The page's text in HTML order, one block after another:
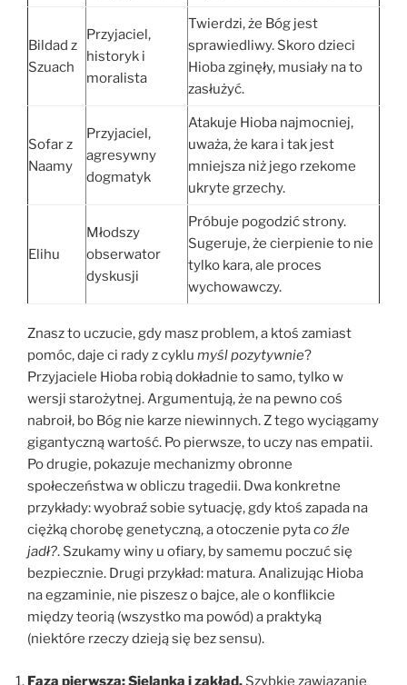
Bildad z
Szuach
Przyjaciel,
historyk i
moralista
Twierdzi, że Bóg jest
sprawiedliwy. Skoro dzieci
Hioba zginęły, musiały na to
zasłużyć.
Sofar z
Naamy
Przyjaciel,
agresywny
dogmatyk
Atakuje Hioba najmocniej,
uważa, że kara i tak jest
mniejsza niż jego rzekome
ukryte grzechy.
Elihu
Młodszy
obserwator
dyskusji
Próbuje pogodzić strony.
Sugeruje, że cierpienie to nie
tylko kara, ale proces
wychowawczy.
Znasz to uczucie, gdy masz problem, a ktoś zamiast
pomóc, daje ci rady z cyklu myśl pozytywnie?
Przyjaciele Hioba robią dokładnie to samo, tylko w
wersji starożytnej. Argumentują, że na pewno coś
nabroił, bo Bóg nie karze niewinnych. Z tego wyciągamy
gigantyczną wartość. Po pierwsze, to uczy nas empatii.
Po drugie, pokazuje mechanizmy obronne
społeczeństwa w obliczu tragedii. Dwa konkretne
przykłady: wyobraź sobie sytuację, gdy ktoś zapada na
ciężką chorobę genetyczną, a otoczenie pytaco źle
jadł?. Szukamy winy u ofiary, by samemu poczuć się
bezpiecznie. Drugi przykład: matura. Analizując Hioba
na egzaminie, nie piszesz o bajce, ale o konflikcie
między teorią (wszystko ma powód) a praktyką
(niektóre rzeczy dzieją się bez sensu).
Faza pierwsza: Sielanka i zakład. Szybkie zawiązanie